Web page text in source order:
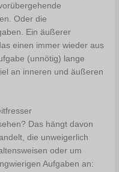
Oder die
Ein äußerer
einen immer wieder aus
(unnötig) lange
an inneren und äußeren
Das hängt davon
die unweigerlich
oder um
Aufgaben an: